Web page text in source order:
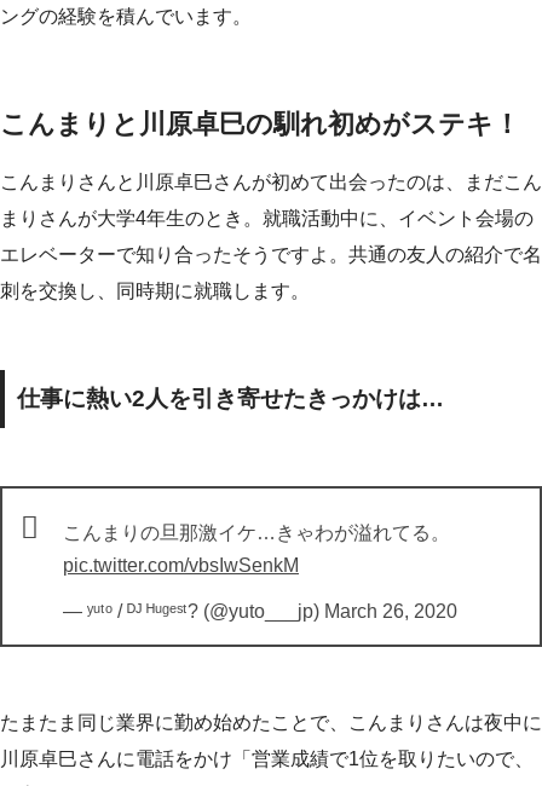
ングの経験を積んでいます。
こんまりと川原卓巳の馴れ初めがステキ！
こんまりさんと川原卓巳さんが初めて出会ったのは、まだこん
まりさんが大学4年生のとき。就職活動中に、イベント会場の
エレベーターで知り合ったそうですよ。共通の友人の紹介で名
刺を交換し、同時期に就職します。
仕事に熱い2人を引き寄せたきっかけは…
こんまりの旦那激イケ…きゃわが溢れてる。
pic.twitter.com/vbsIwSenkM
— ʸᵘᵗᵒ / ᴰᴶ ᴴᵘᵍᵉˢᵗ? (@yuto___jp) March 26, 2020
たまたま同じ業界に勤め始めたことで、こんまりさんは夜中に
川原卓巳さんに電話をかけ「営業成績で1位を取りたいので、